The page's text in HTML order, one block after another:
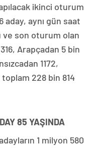
ikinci oturum
aday, aynı gün saat
ve son oturum olan
Arapçadan 5 bin
1172,
228 bin 814
85 YAŞINDA
1 milyon 580